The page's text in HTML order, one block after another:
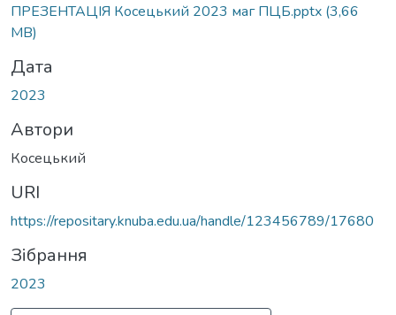
ПРЕЗЕНТАЦІЯ Косецький 2023 маг ПЦБ.pptx (3,66
MB)
Дата
2023
Автори
Косецький
URI
https://repositary.knuba.edu.ua/handle/123456789/17680
Зібрання
2023